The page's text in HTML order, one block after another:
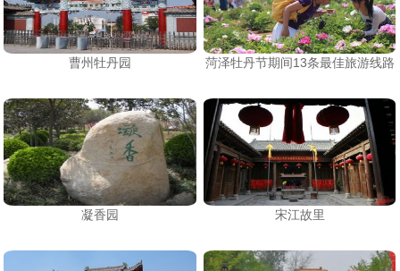
曹州牡丹园 菏泽牡丹节期间13条最佳旅游线路
凝香园 宋江故里